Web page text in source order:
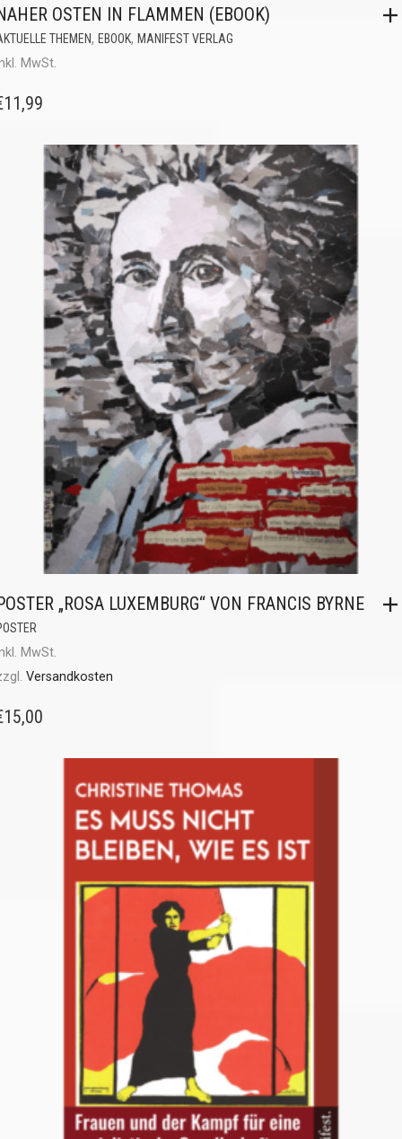
OSTEN IN FLAMMEN (EBOOK)
THEMEN, EBOOK, MANIFEST VERLAG
MwSt.
11,99
„ROSA LUXEMBURG“ VON FRANCIS BYRNE
MwSt.
Versandkosten
15,00